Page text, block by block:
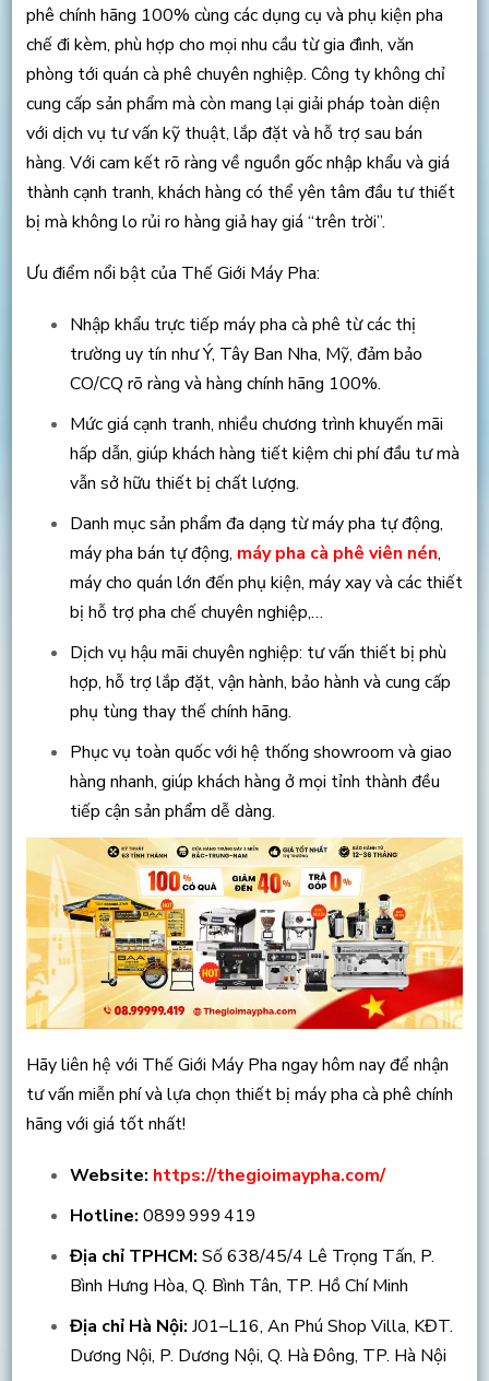
phê chính hãng 100% cùng các dụng cụ và phụ kiện pha
chế đi kèm, phù hợp cho mọi nhu cầu từ gia đình, văn
phòng tới quán cà phê chuyên nghiệp. Công ty không chỉ
cung cấp sản phẩm mà còn mang lại giải pháp toàn diện
với dịch vụ tư vấn kỹ thuật, lắp đặt và hỗ trợ sau bán
hàng. Với cam kết rõ ràng về nguồn gốc nhập khẩu và giá
thành cạnh tranh, khách hàng có thể yên tâm đầu tư thiết
bị mà không lo rủi ro hàng giả hay giá “trên trời”.
Ưu điểm nổi bật của Thế Giới Máy Pha:
Nhập khẩu trực tiếp máy pha cà phê từ các thị
trường uy tín như Ý, Tây Ban Nha, Mỹ, đảm bảo
CO/CQ rõ ràng và hàng chính hãng 100%.
Mức giá cạnh tranh, nhiều chương trình khuyến mãi
hấp dẫn, giúp khách hàng tiết kiệm chi phí đầu tư mà
vẫn sở hữu thiết bị chất lượng.
Danh mục sản phẩm đa dạng từ máy pha tự động,
máy pha bán tự động, máy pha cà phê viên nén,
máy cho quán lớn đến phụ kiện, máy xay và các thiết
bị hỗ trợ pha chế chuyên nghiệp,…
Dịch vụ hậu mãi chuyên nghiệp: tư vấn thiết bị phù
hợp, hỗ trợ lắp đặt, vận hành, bảo hành và cung cấp
phụ tùng thay thế chính hãng.
Phục vụ toàn quốc với hệ thống showroom và giao
hàng nhanh, giúp khách hàng ở mọi tỉnh thành đều
tiếp cận sản phẩm dễ dàng.
Hãy liên hệ với Thế Giới Máy Pha ngay hôm nay để nhận
tư vấn miễn phí và lựa chọn thiết bị máy pha cà phê chính
hãng với giá tốt nhất!
Website: https://thegioimaypha.com/
Hotline: 0899 999 419
Địa chỉ TPHCM: Số 638/45/4 Lê Trọng Tấn, P.
Bình Hưng Hòa, Q. Bình Tân, TP. Hồ Chí Minh
Địa chỉ Hà Nội: J01–L16, An Phú Shop Villa, KĐT.
Dương Nội, P. Dương Nội, Q. Hà Đông, TP. Hà Nội